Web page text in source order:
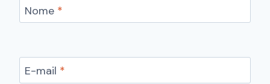
Nome *
E-mail *